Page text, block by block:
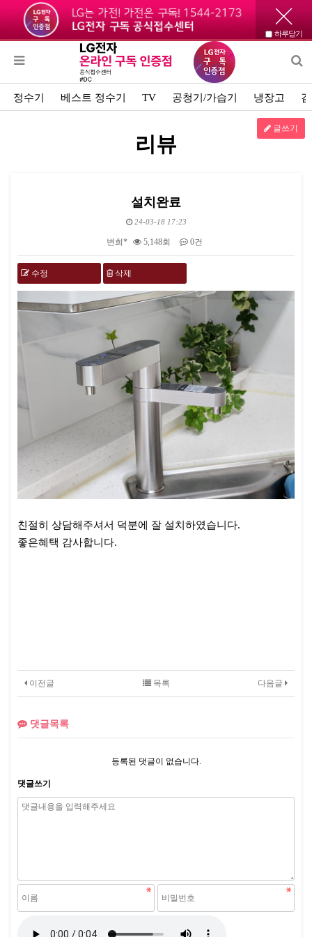
하루닫기
정수기 베스트 정수기 TV 공청기/가습기 냉장고
리뷰
글쓰기
설치완료
24-03-18 17:23
변희* 5,148회 0건
수정 삭제
친절히 상담해주셔서 덕분에 잘 설치하였습니다.
좋은혜택 감사합니다.
이전글 다음글
목록
댓글목록
등록된 댓글이 없습니다.
댓글쓰기